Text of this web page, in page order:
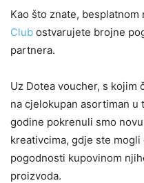
Kao što znate,
Club ostvarujete brojne
partnera.
Uz Dotea voucher, s kojim
na cjelokupan asortiman u
godine pokrenuli smo
kreativcima, gdje ste
pogodnosti kupovinom
proizvoda.